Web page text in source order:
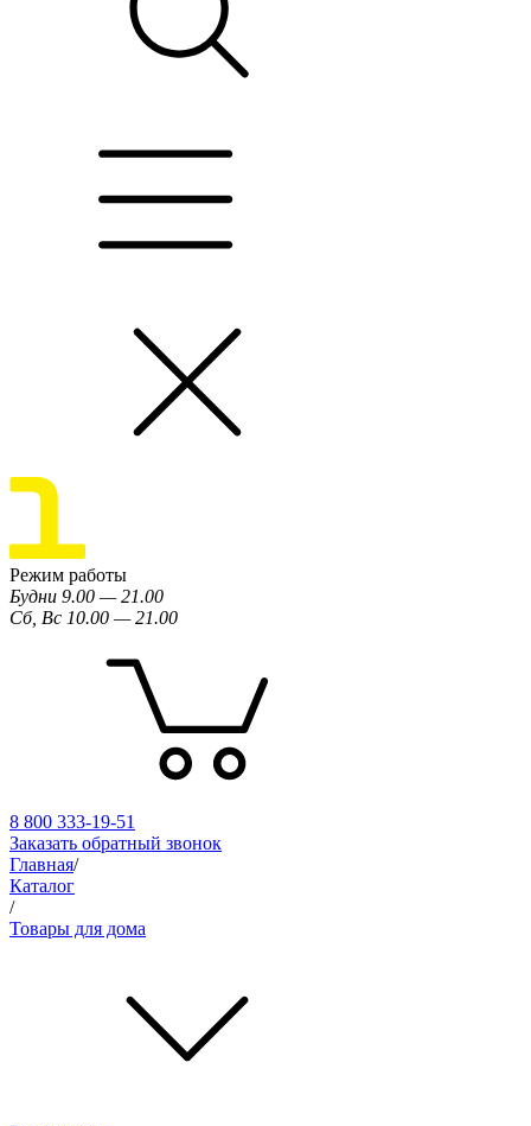
Режим работы
Будни 9.00 — 21.00
Сб, Вс 10.00 — 21.00
8 800 333-19-51
Заказать обратный звонок
Главная/
Каталог
/
Товары для дома